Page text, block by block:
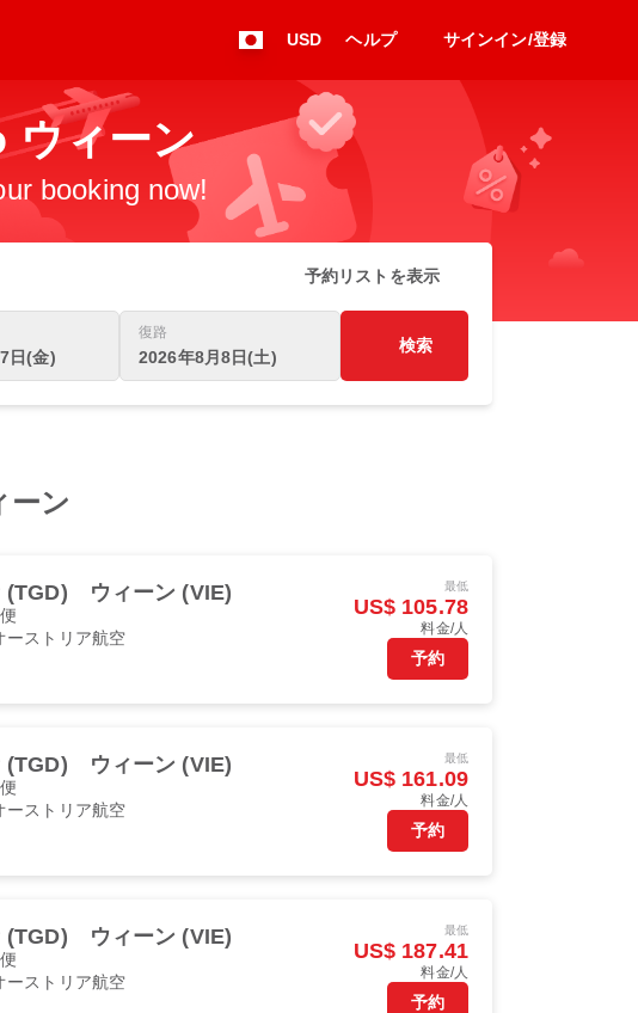
USD ヘルプ サインイン/登録
ウィーン
booking now!
予約リストを表示
日(金)
復路
2026年8月8日(土)
検索
ン
(TGD) ウィーン (VIE)
ーストリア航空
最低
US$ 105.78
料金/人
予約
(TGD) ウィーン (VIE)
ーストリア航空
最低
US$ 161.09
料金/人
予約
(TGD) ウィーン (VIE)
ーストリア航空
最低
US$ 187.41
料金/人
予約